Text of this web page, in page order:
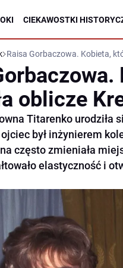
CIEKAWOSTKI
Raisa Gorbaczowa. Kobieta,
oblicze
Titarenko urodziła
był inżynierem
często zmieniała
elastyczność i